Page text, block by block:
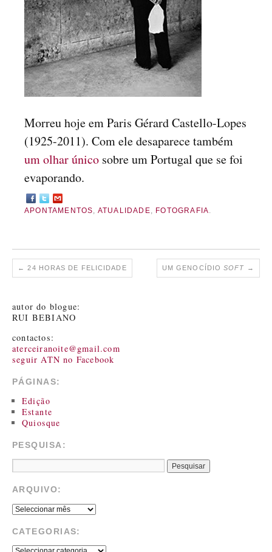
Morreu hoje em Paris Gérard Castello-Lopes
(1925-2011). Com ele desaparece também
um olhar único sobre um Portugal que se foi
evaporando.
APONTAMENTOS, ATUALIDADE, FOTOGRAFIA.
← 24 HORAS DE FELICIDADE UM GENOCÍDIOSOFT →
autor do blogue:
RUI BEBIANO
contactos:
aterceiranoite@gmail.com
seguir ATN no Facebook
PÁGINAS:
Edição
Estante
Quiosque
PESQUISA:
ARQUIVO:
CATEGORIAS: